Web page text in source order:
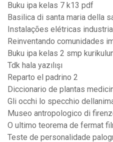
Buku ipa kelas 7 k13 pdf
Basilica di santa maria della
Instalações elétricas
Reinventando comunidades
Buku ipa kelas 2 smp
Tdk hala yazılışı
Reparto el padrino 2
Diccionario de plantas
Gli occhi lo specchio
Museo antropologico di
O ultimo teorema de fermat
Teste de personalidade